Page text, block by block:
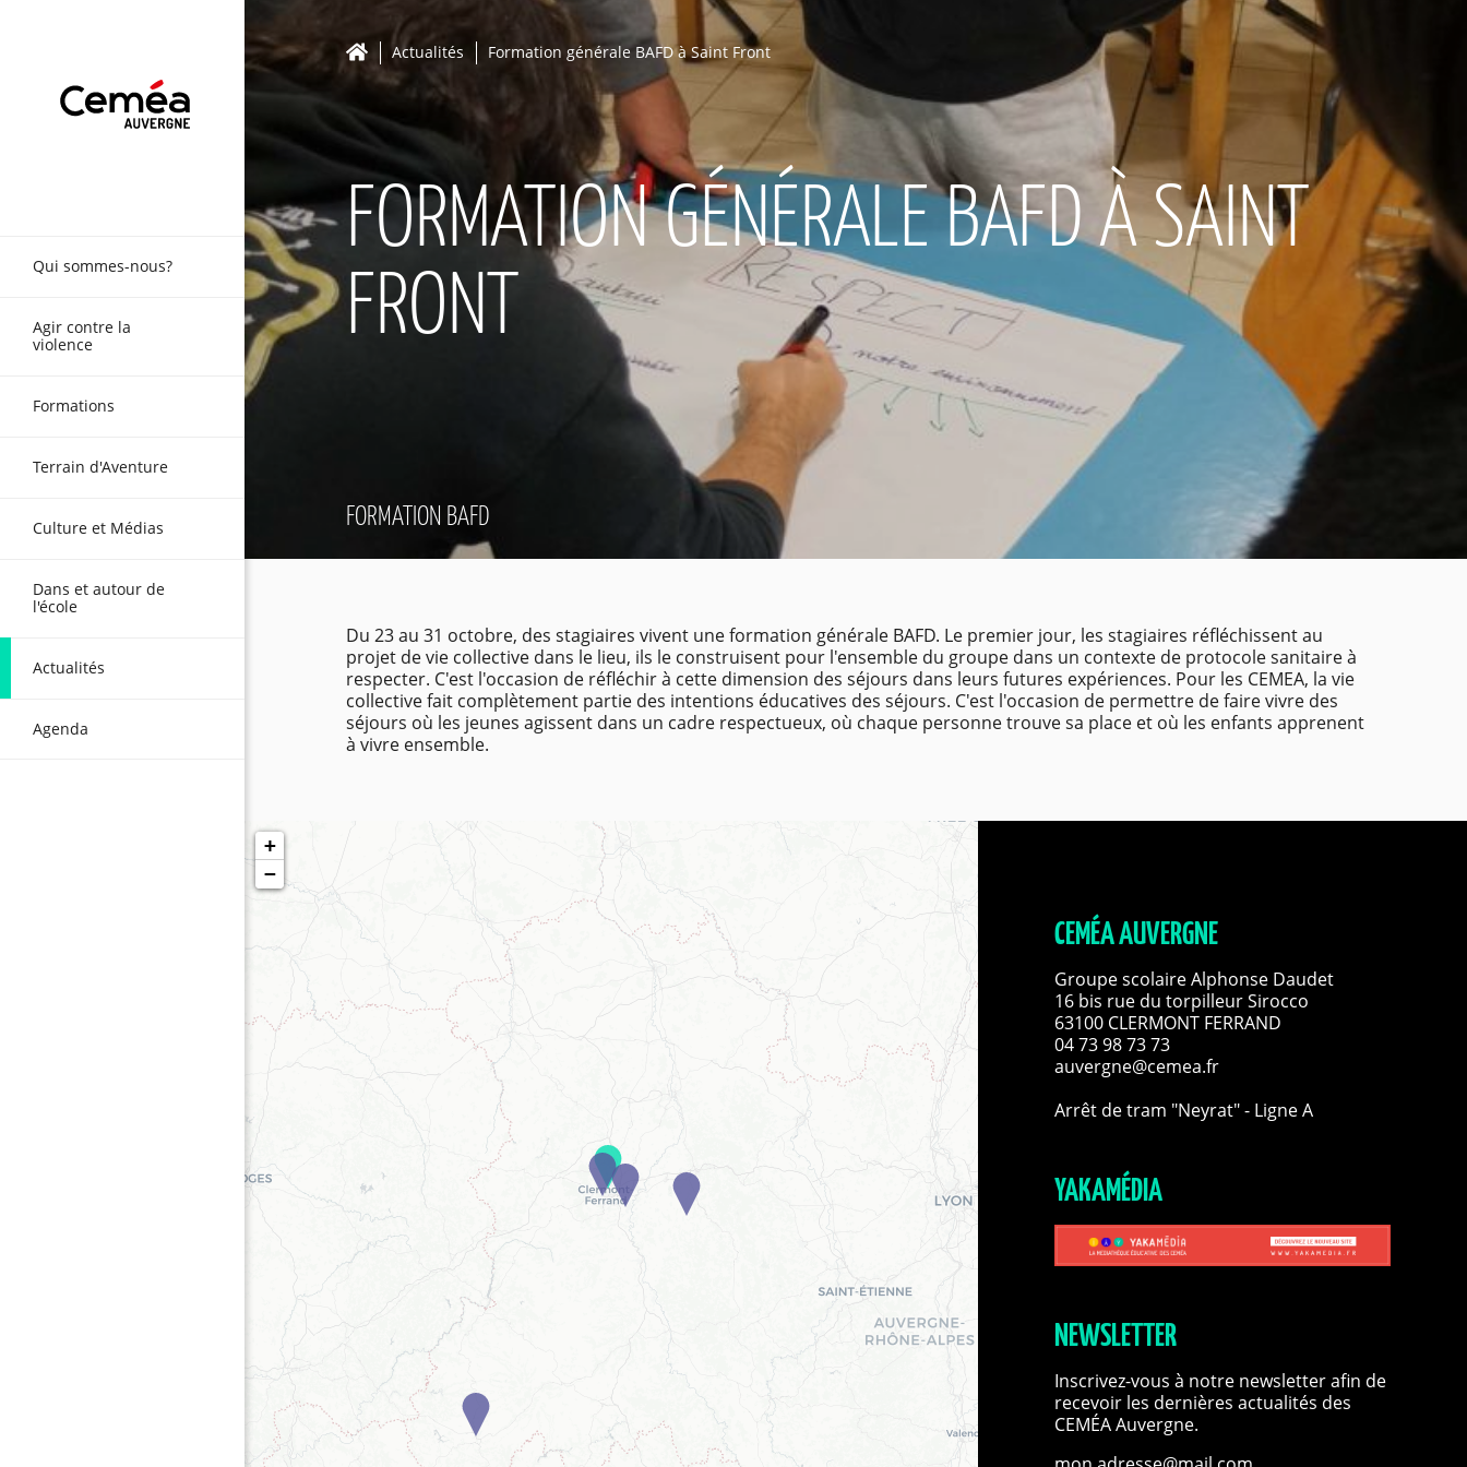
Actualités Formation générale BAFD à Saint Front
FORMATION GÉNÉRALE BAFD À SAINT
FRONT
FORMATION BAFD
Du 23 au 31 octobre, des stagiaires vivent une formation générale BAFD. Le premier jour, les stagiaires réfléchissent au
projet de vie collective dans le lieu, ils le construisent pour l'ensemble du groupe dans un contexte de protocole sanitaire à
respecter. C'est l'occasion de réfléchir à cette dimension des séjours dans leurs futures expériences. Pour les CEMEA, la vie
collective fait complètement partie des intentions éducatives des séjours. C'est l'occasion de permettre de faire vivre des
séjours où les jeunes agissent dans un cadre respectueux, où chaque personne trouve sa place et où les enfants apprenent
à vivre ensemble.
+
−
CEMÉA AUVERGNE
Groupe scolaire Alphonse Daudet
16 bis rue du torpilleur Sirocco
63100 CLERMONT FERRAND
04 73 98 73 73
auvergne@cemea.fr
Arrêt de tram "Neyrat" - Ligne A
YAKAMÉDIA
NEWSLETTER
Inscrivez-vous à notre newsletter afin de
recevoir les dernières actualités des
CEMÉA Auvergne.
Qui sommes-nous?
Agir contre la
violence
Formations
Terrain d'Aventure
Culture et Médias
Dans et autour de
l'école
Actualités
Agenda